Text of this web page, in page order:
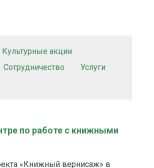
Культурные акции
Сотрудничество
Услуги
по работе с книжными
«Книжный вернисаж» в